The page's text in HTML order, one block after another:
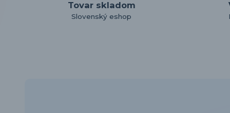
Tovar skladom
Slovenský eshop